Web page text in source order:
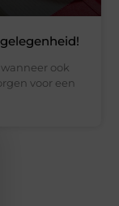
ook
voor een